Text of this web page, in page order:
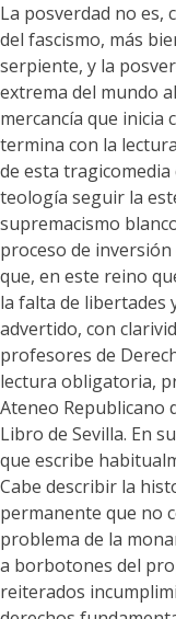
La posverdad no es,
del fascismo, más
serpiente, y la
extrema del mundo
mercancía que inicia
termina con la
de esta
teología seguir la
supremacismo
proceso de
que, en este reino
la falta de libertades
advertido, con
profesores de
lectura obligatoria,
Ateneo Republicano
Libro de Sevilla. En
que escribe
Cabe describir la
permanente que no
problema de la
a borbotones del
reiterados